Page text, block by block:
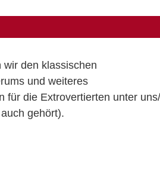
den klassischen
und weiteres
die Extrovertierten unter
gehört).